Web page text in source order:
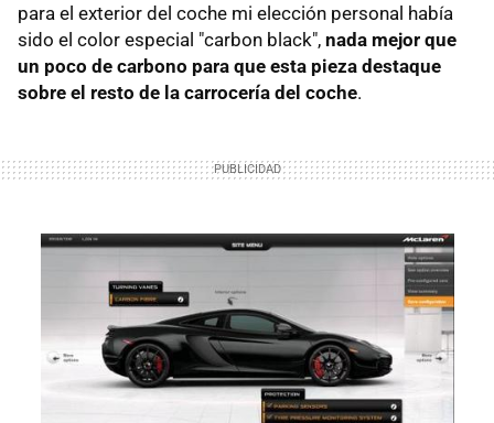
para el exterior del coche mi elección personal había
sido el color especial "carbon black", nada mejor que
un poco de carbono para que esta pieza destaque
sobre el resto de la carrocería del coche.